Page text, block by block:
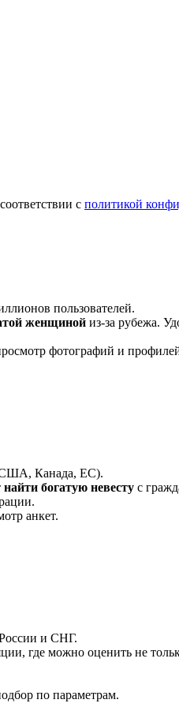
с политикой
пользователей.
женщиной из-за рубежа.
фотографий и
(США, Канада, ЕС).
найти богатую невесту с
анкет.
России и СНГ.
где можно оценить не
по параметрам.